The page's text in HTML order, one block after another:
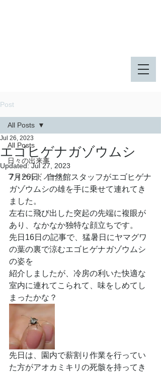
Post
All Posts
日々の出来事
フィールドノート
All Posts
エゴヒゲナガゾウムシ
Jul 26, 2023
Updated:Jul 27, 2023
7月26日、自然館スタッフがエゴヒゲナ
ガゾウムシの雄を手に乗せて連れてき
ました。
左右に飛び出した突起の先端に複眼が
あり、なかなか独特な顔立ちです。
先日16日の記事で、猛暑日にヤマグワ
の葉の裏で涼むエゴヒゲナガゾウムシ
の姿を
紹介しましたが、冷房の利いた快適な
室内に連れてこられて、味をしめてし
まったかな？
先日は、園内で薪割り作業を行ってい
た方がアオカミキリの死骸を持ってき